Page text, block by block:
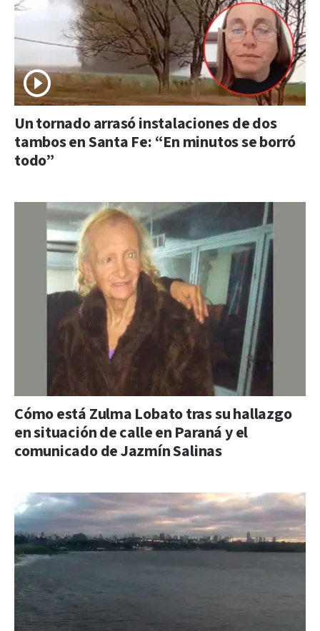
Un tornado arrasó instalaciones de dos
tambos en Santa Fe: “En minutos se borró
todo”
Cómo está Zulma Lobato tras su hallazgo
en situación de calle en Paraná y el
comunicado de Jazmín Salinas